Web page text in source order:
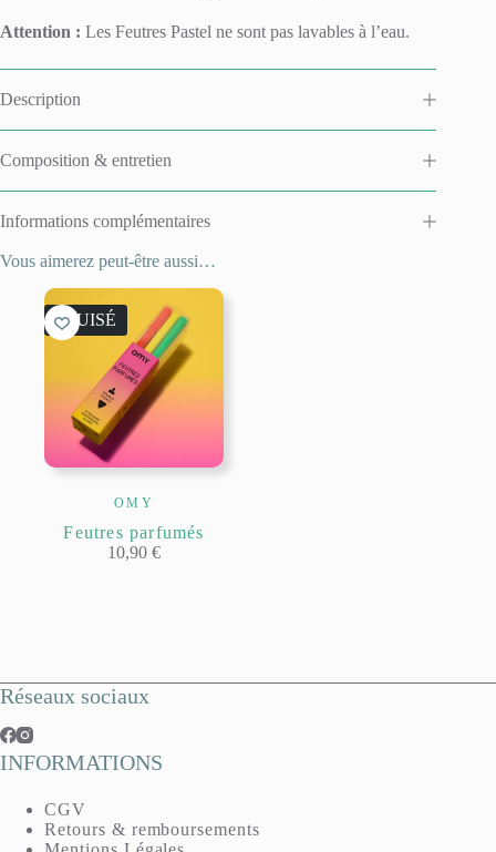
Attention : Les Feutres Pastel ne sont pas lavables à l’eau.
Description
Composition & entretien
Informations complémentaires
Vous aimerez peut-être aussi…
ÉPUISÉ
OMY
Feutres parfumés
10,90€
Réseaux sociaux
INFORMATIONS
CGV
Retours & remboursements